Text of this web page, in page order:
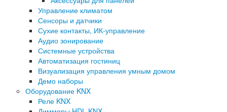
Управление климатом
Сенсоры и датчики
Сухие контакты, ИК-управление
Аудио зонирование
Системные устройства
Автоматизация гостиниц
Визуализация управления умным домом
Демо наборы
Оборудование KNX
Реле KNX